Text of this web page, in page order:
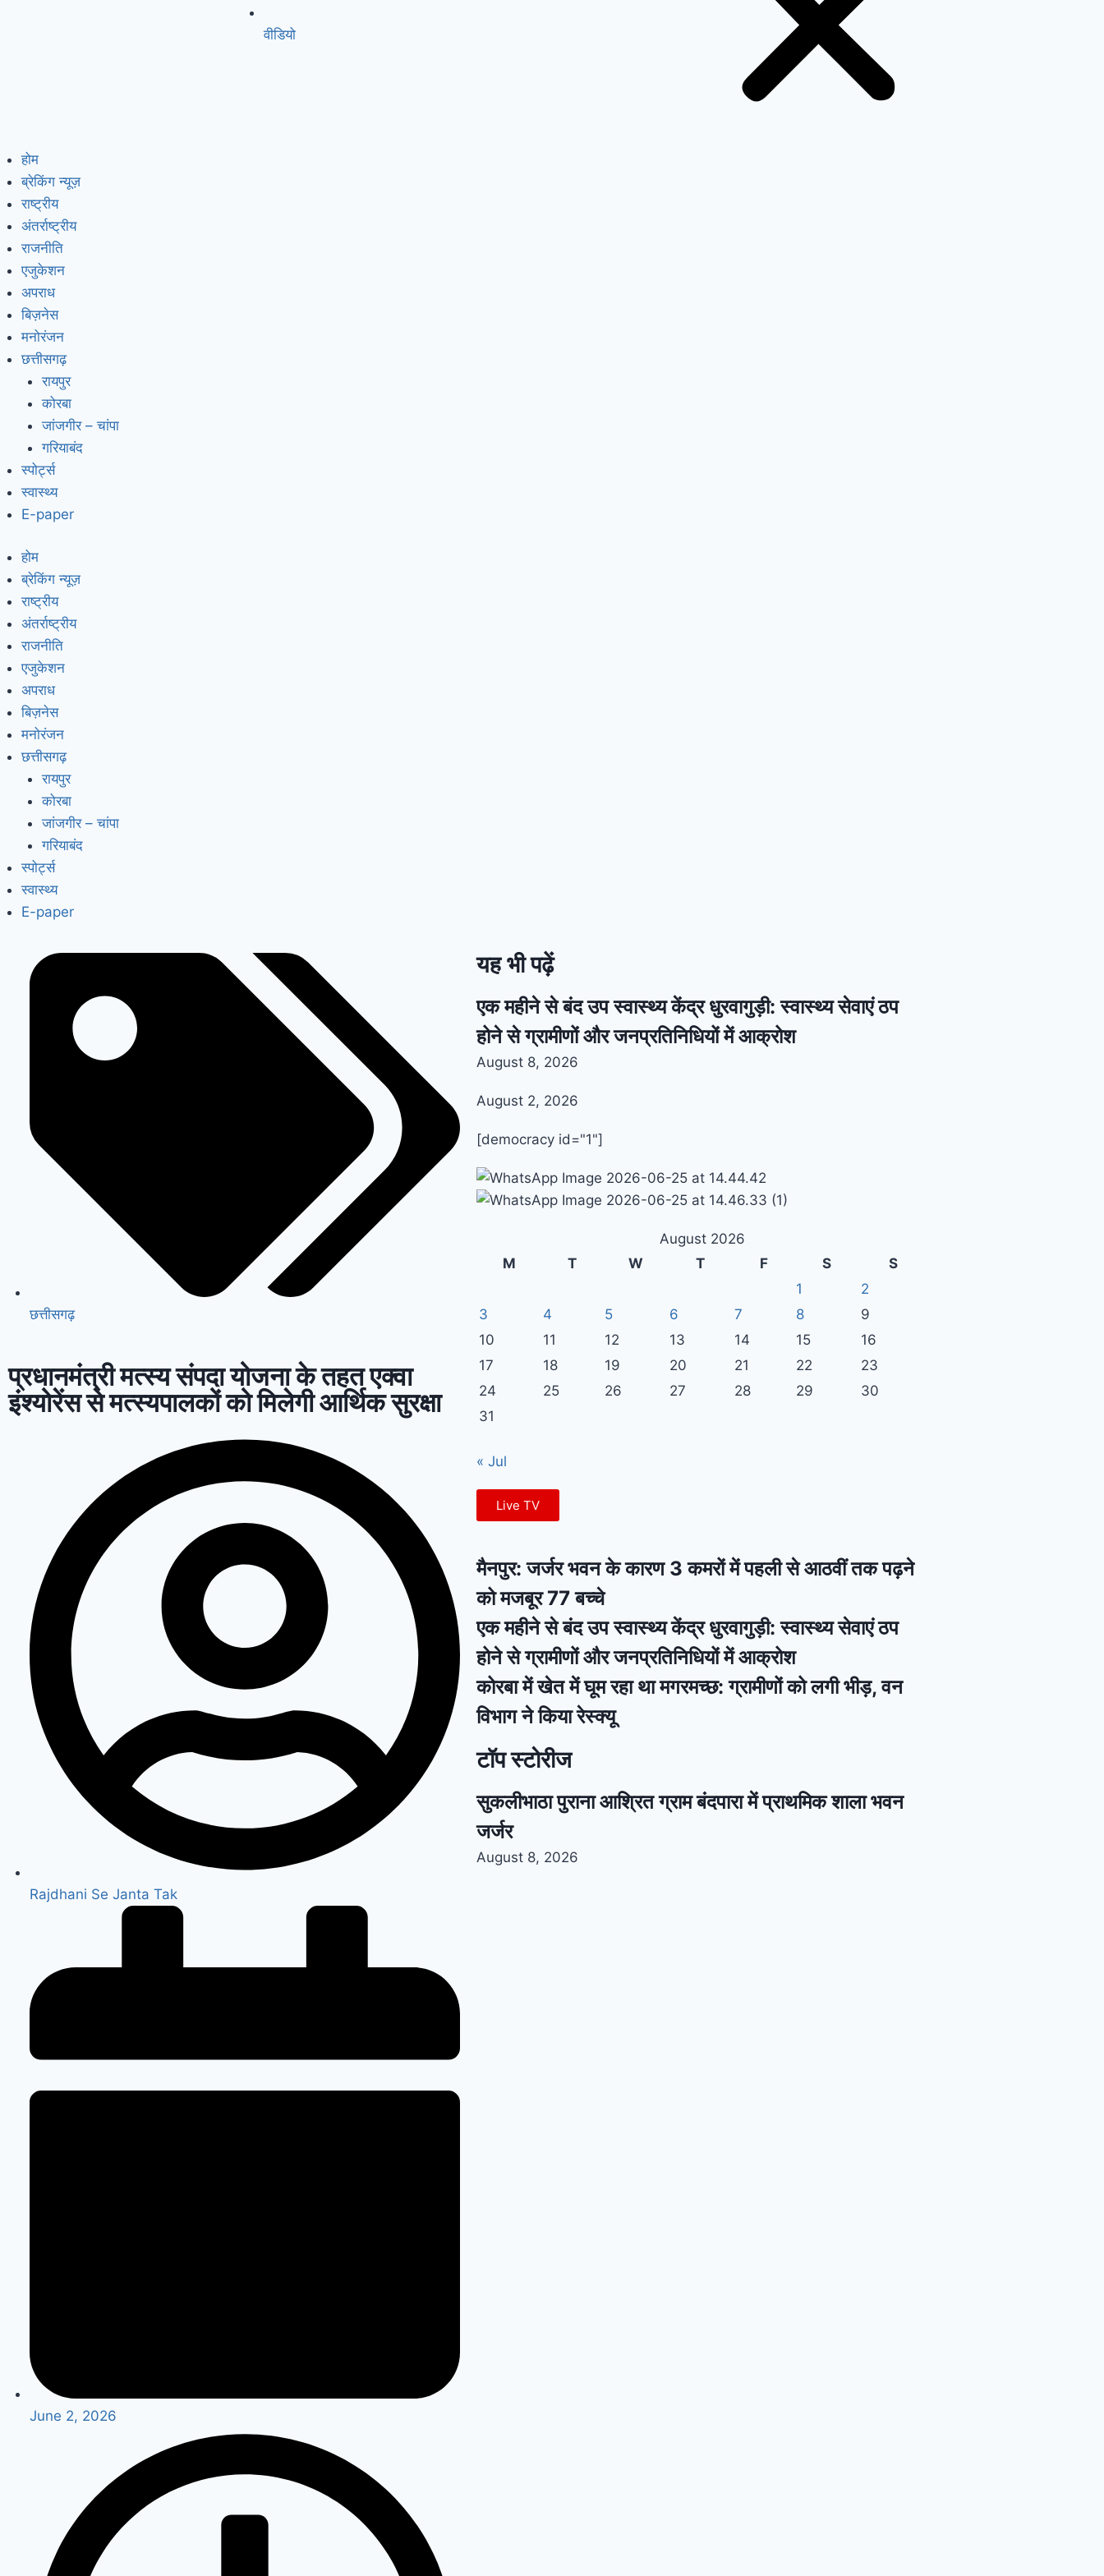
वीडियो
होम
ब्रेकिंग न्यूज़
राष्ट्रीय
अंतर्राष्ट्रीय
राजनीति
एजुकेशन
अपराध
बिज़नेस
मनोरंजन
छत्तीसगढ़
रायपुर
कोरबा
जांजगीर – चांपा
गरियाबंद
स्पोर्ट्स
स्वास्थ्य
E-paper
होम
ब्रेकिंग न्यूज़
राष्ट्रीय
अंतर्राष्ट्रीय
राजनीति
एजुकेशन
अपराध
बिज़नेस
मनोरंजन
छत्तीसगढ़
रायपुर
कोरबा
जांजगीर – चांपा
गरियाबंद
स्पोर्ट्स
स्वास्थ्य
E-paper
छत्तीसगढ़
प्रधानमंत्री मत्स्य संपदा योजना के तहत एक्वा
इंश्योरेंस से मत्स्यपालकों को मिलेगी आर्थिक सुरक्षा
Rajdhani Se Janta Tak
June 2, 2026
यह भी पढ़ें
एक महीने से बंद उप स्वास्थ्य केंद्र धुरवागुड़ी: स्वास्थ्य सेवाएं ठप
होने से ग्रामीणों और जनप्रतिनिधियों में आक्रोश
August 8, 2026
August 2, 2026
[democracy id="1"]
August 2026
M
T W T F S
S
1
2
3
4 5 6 7 8
9
10
11 12 13 14 15
16
17
18 19 20 21 22
23
24
25 26 27 28 29
30
31
« Jul
Live TV
मैनपुर: जर्जर भवन के कारण 3 कमरों में पहली से आठवीं तक पढ़ने
को मजबूर 77 बच्चे
एक महीने से बंद उप स्वास्थ्य केंद्र धुरवागुड़ी: स्वास्थ्य सेवाएं ठप
होने से ग्रामीणों और जनप्रतिनिधियों में आक्रोश
कोरबा में खेत में घूम रहा था मगरमच्छ: ग्रामीणों को लगी भीड़, वन
विभाग ने किया रेस्क्यू
टॉप स्टोरीज
सुकलीभाठा पुराना आश्रित ग्राम बंदपारा में प्राथमिक शाला भवन
जर्जर
August 8, 2026